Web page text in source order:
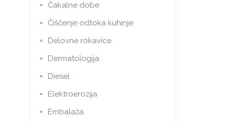
Čakalne dobe
Čiščenje odtoka kuhinje
Delovne rokavice
Dermatologija
Diesel
Elektroerozija
Embalaža